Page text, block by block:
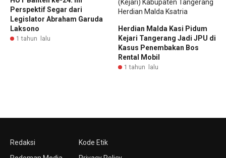
Perspektif Segar dari
Legislator Abraham Garuda
Laksono
1 tahun lalu
Herdian Malda Kasi Pidum
Kejari Tangerang Jadi JPU di
Kasus Penembakan Bos
Rental Mobil
1 tahun lalu
Redaksi
Kode Etik